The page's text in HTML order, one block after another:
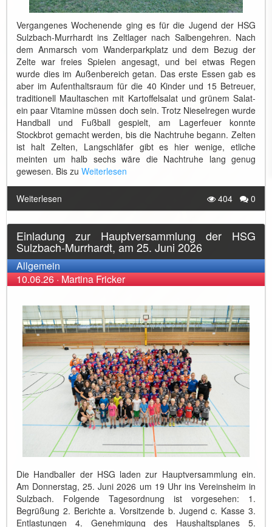
Vergangenes Wochenende ging es für die Jugend der HSG
Sulzbach-Murrhardt ins Zeltlager nach Salbengehren. Nach
dem Anmarsch vom Wanderparkplatz und dem Bezug der
Zelte war freies Spielen angesagt, und bei etwas Regen
wurde dies im Außenbereich getan. Das erste Essen gab es
aber im Aufenthaltsraum für die 40 Kinder und 15 Betreuer,
traditionell Maultaschen mit Kartoffelsalat und grünem Salat-
ein paar Vitamine müssen doch sein. Trotz Nieselregen wurde
Handball und Fußball gespielt, am Lagerfeuer konnte
Stockbrot gemacht werden, bis die Nachtruhe begann. Zelten
ist halt Zelten, Langschläfer gibt es hier wenige, etliche
meinten um halb sechs wäre die Nachtruhe lang genug
gewesen. Bis zu Weiterlesen
Weiterlesen 404 0
Einladung zur Hauptversammlung der HSG
Sulzbach-Murrhardt, am 25. Juni 2026
Allgemein
10.06.26·Martina Fricker
Die Handballer der HSG laden zur Hauptversammlung ein.
Am Donnerstag, 25. Juni 2026 um 19 Uhr ins Vereinsheim in
Sulzbach. Folgende Tagesordnung ist vorgesehen: 1.
Begrüßung 2. Berichte a. Vorsitzende b. Jugend c. Kasse 3.
Entlastungen 4. Genehmigung des Haushaltsplanes 5.